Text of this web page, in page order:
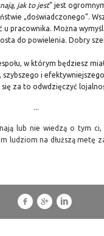
jak to jest” jest
„doświadczonego”.
u pracownika. Można
do powielenia. Dobry
w którym będziesz
i
za to odwdzięczyć
...
lub nie wiedzą o tym
ludziom na dłuższą metę
f g l